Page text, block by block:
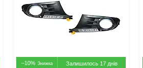
–10% Залишилось 17 днів